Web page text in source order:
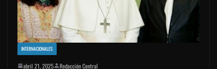
INTERNACIONALES
abril 21, 2025 Redacción Central